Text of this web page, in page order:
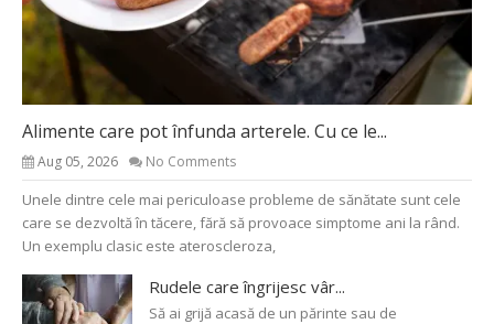
Alimente care pot înfunda arterele. Cu ce le...
Aug 05, 2026 No Comments
Unele dintre cele mai periculoase probleme de sănătate sunt cele
care se dezvoltă în tăcere, fără să provoace simptome ani la rând.
Un exemplu clasic este ateroscleroza,
Rudele care îngrijesc vâr...
Să ai grijă acasă de un părinte sau de